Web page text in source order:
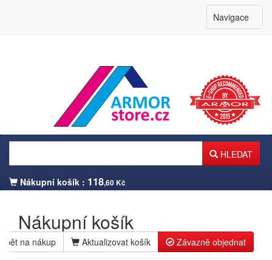
Navigace
HLEDAT
Nákupní košík : 118,60 Kč
Nákupní košík
na nákup Aktualizovat košík Závazně objednat